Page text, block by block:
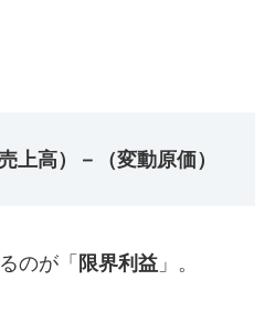
上高）－（変動原価）
のが「 限界利益」。